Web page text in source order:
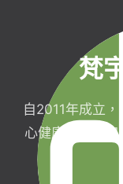
梵
自2011年成立
心健康，協助